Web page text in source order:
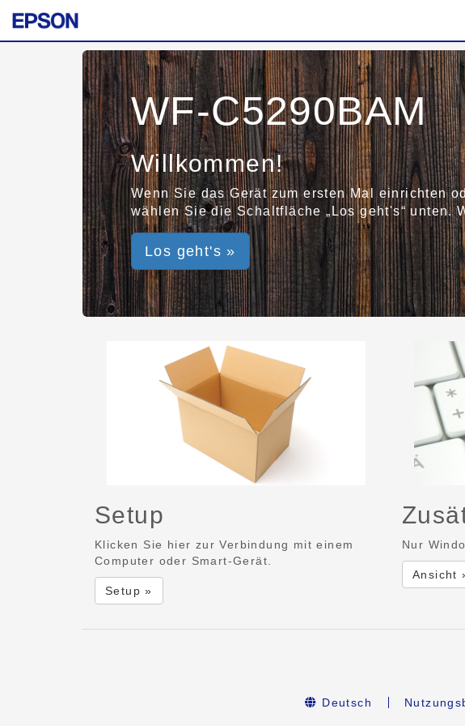
WF-C5290BAM
Willkommen!
Wenn Sie das Gerät zum ersten Mal einrichten
wählen Sie die Schaltfläche „Los geht's“
Los geht's »
Setup
Klicken Sie hier zur Verbindung mit einem
Computer oder Smart-Gerät.
Setup »
Nur
Ansicht
Deutsch